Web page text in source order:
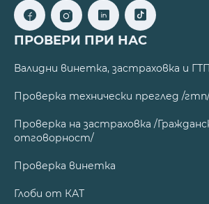
ПРОВЕРИ ПРИ НАС
Валидни винетка, застраховка и ГТП
Проверка технически преглед /
Проверка на застраховка /
отговорност/
Проверка винетка
Глоби от КАТ